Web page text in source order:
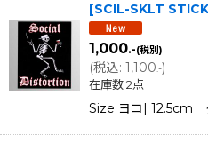
[SCIL-SKLT
1,000.-(税別)
(税込: 1,100.-)
在庫数 2点
Size ヨコ| 12.5cm